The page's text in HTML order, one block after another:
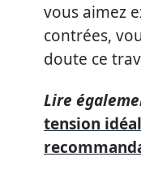
vous aimez
contrées,
doute ce
Lire
tension